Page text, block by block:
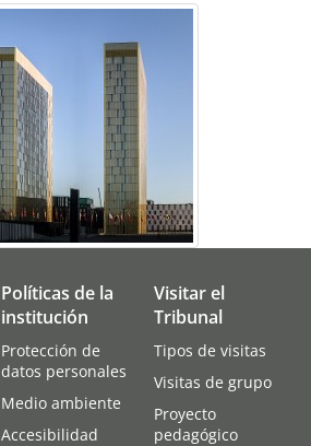
Políticas de la
institución
Protección de
datos personales
Medio ambiente
Accesibilidad
Visitar el
Tribunal
Tipos de visitas
Visitas de grupo
Proyecto
pedagógico